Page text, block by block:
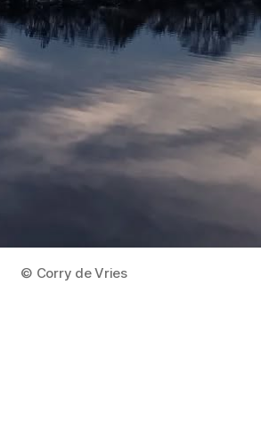
© Corry de Vries